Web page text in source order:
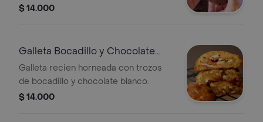
amargo, rellena de masmelo y
$ 14.000
Galleta Bocadillo y Chocolate
Blanco
Galleta recien horneada con trozos
de bocadillo y chocolate blanco.
$ 14.000